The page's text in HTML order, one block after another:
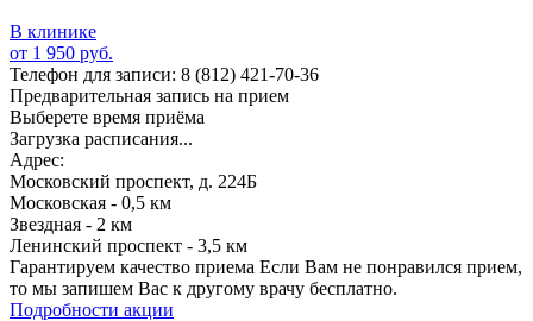
В клинике
от 1 950 руб.
Телефон для записи: 8 (812) 421-70-36
Предварительная запись на прием
Выберете время приёма
Загрузка расписания...
Адрес:
Московский проспект, д. 224Б
Московская - 0,5 км
Звездная - 2 км
Ленинский проспект - 3,5 км
Гарантируем качество приема Если Вам не понравился прием,
то мы запишем Вас к другому врачу бесплатно.
Подробности акции